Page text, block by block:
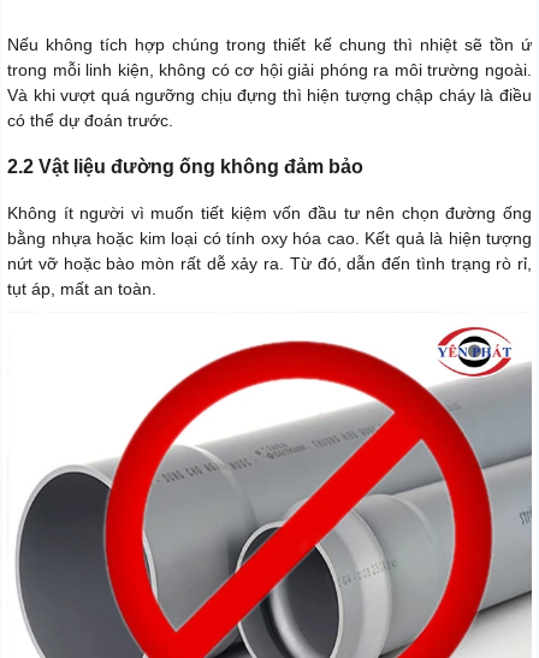
Nếu không tích hợp chúng trong thiết kế chung thì nhiệt sẽ tồn ứ
trong mỗi linh kiện, không có cơ hội giải phóng ra môi trường ngoài.
Và khi vượt quá ngưỡng chịu đựng thì hiện tượng chập cháy là điều
có thể dự đoán trước.
2.2 Vật liệu đường ống không đảm bảo
Không ít người vì muốn tiết kiệm vốn đầu tư nên chọn đường ống
bằng nhựa hoặc kim loại có tính oxy hóa cao. Kết quả là hiện tượng
nứt vỡ hoặc bào mòn rất dễ xảy ra. Từ đó, dẫn đến tình trạng rò rỉ,
tụt áp, mất an toàn.